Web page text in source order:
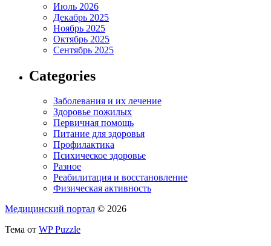
Июль 2026
Декабрь 2025
Ноябрь 2025
Октябрь 2025
Сентябрь 2025
Categories
Заболевания и их лечение
Здоровье пожилых
Первичная помощь
Питание для здоровья
Профилактика
Психическое здоровье
Разное
Реабилитация и восстановление
Физическая активность
Медицинский портал © 2026
Тема от WP Puzzle